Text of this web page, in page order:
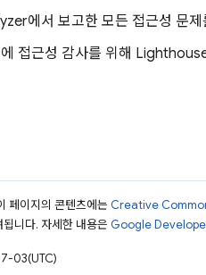
에서 보고한 모든 접근성 문제
접근성 감사를 위해
페이지의 콘텐츠에는 Creative
니다. 자세한 내용은 Google
03(UTC)